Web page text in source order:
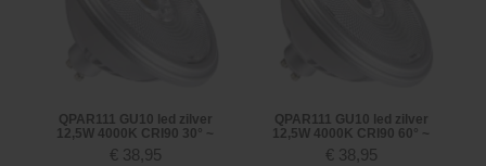
QPAR111 GU10 led zilver
12,5W 4000K CRI90 30° ~
€ 38,95
QPAR111 GU10 led zilver
12,5W 4000K CRI90 60° ~
€ 38,95